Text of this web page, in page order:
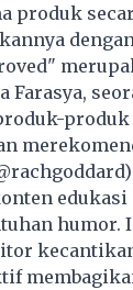
produk
Farasya,